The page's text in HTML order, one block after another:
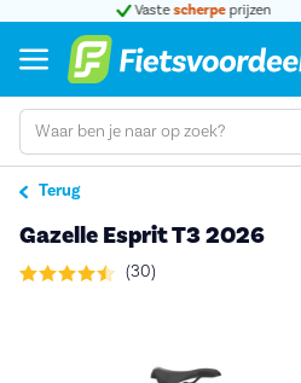
Grootste assortiment
Terug
Gazelle Esprit T3 2026
(30)